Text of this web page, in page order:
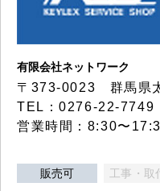
有限会社ネットワーク
〒373-0023 群馬県
TEL：0276-22-7749
営業時間：8:30〜
販売可 工事・取